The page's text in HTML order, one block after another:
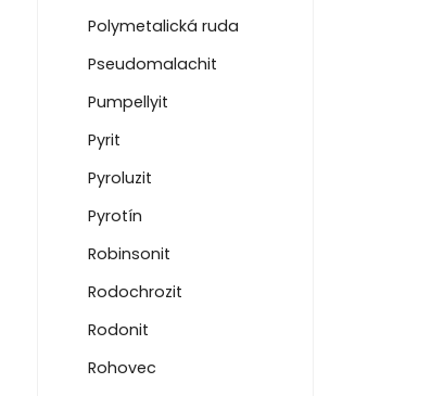
Polymetalická ruda
Pseudomalachit
Pumpellyit
Pyrit
Pyroluzit
Pyrotín
Robinsonit
Rodochrozit
Rodonit
Rohovec